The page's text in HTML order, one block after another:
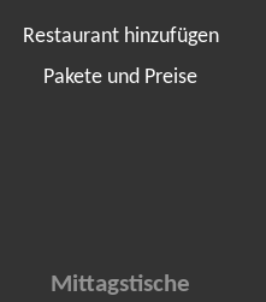
Restaurant hinzufügen
Pakete und Preise
Mittagstische